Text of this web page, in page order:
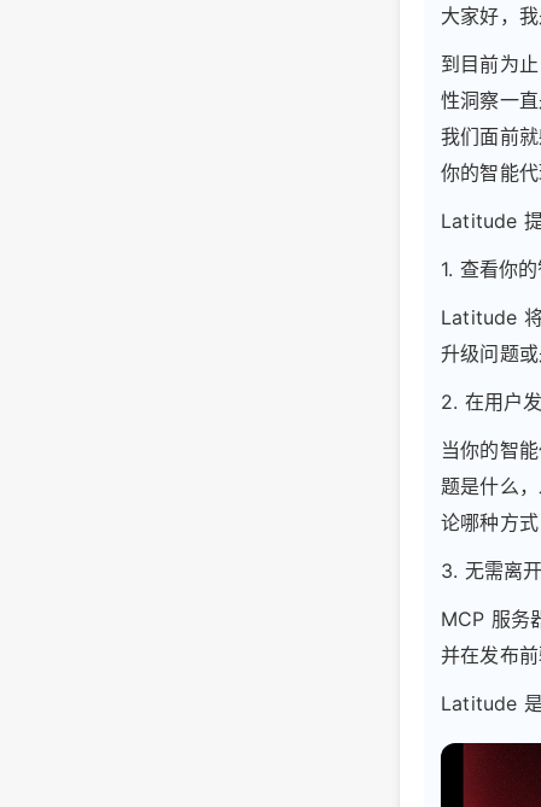
大家好，
到目前为
性洞察一
我们面前
你的智能
Latitude
1. 查看你
Latitude
升级问题
2. 在用户
当你的智
题是什么
论哪种方
3. 无需离
MCP 服务
并在发布
Latitude